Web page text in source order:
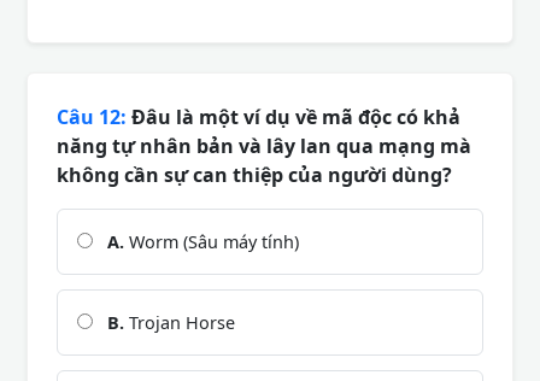
Câu 12: Đâu là một ví dụ về mã độc có khả
năng tự nhân bản và lây lan qua mạng mà
không cần sự can thiệp của người dùng?
A. Worm (Sâu máy tính)
B. Trojan Horse